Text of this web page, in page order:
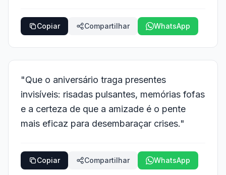
Copiar Compartilhar WhatsApp
"Que o aniversário traga presentes
invisíveis: risadas pulsantes, memórias fofas
e a certeza de que a amizade é o pente
mais eficaz para desembaraçar crises."
Copiar Compartilhar WhatsApp